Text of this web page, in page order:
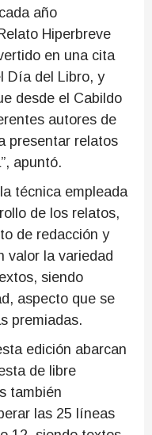
año
Hiperbreve
en una cita
Día del Libro, y
desde el Cabildo
autores de
presentar relatos
apuntó.
técnica empleada
de los relatos,
de redacción y
valor la variedad
siendo
aspecto que se
premiadas.
edición abarcan
de libre
también
las 25 líneas